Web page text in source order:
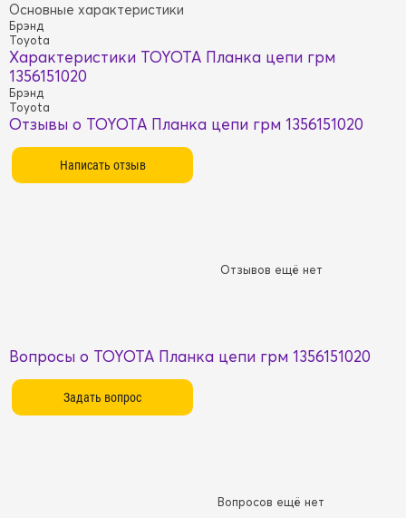
Основные характеристики
Брэнд
Toyota
Характеристики TOYOTA Планка цепи грм
1356151020
Брэнд
Toyota
Отзывы о TOYOTA Планка цепи грм 1356151020
Отзывов ещё нет
Вопросы о TOYOTA Планка цепи грм 1356151020
Вопросов ещё нет